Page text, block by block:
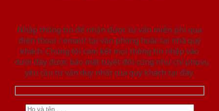
Nhập thông tin để nhận được tư vấn miễn phí qua
điện thoại / email/ tại văn phòng hoặc tại nhà quý
khách. Chúng tôi cam kết mọi thông tin nhập vào
dưới đây được bảo mật tuyệt đối cũng như chỉ phục vụ
yêu cầu tư vấn duy nhất của quý khách tại đây.